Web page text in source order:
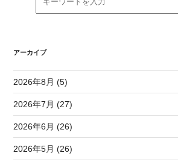
アーカイブ
2026年8月 (5)
2026年7月 (27)
2026年6月 (26)
2026年5月 (26)